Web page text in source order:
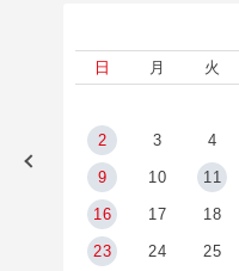
日 月 火
2 3 4
9 10 11
16 17 18
23 24 25